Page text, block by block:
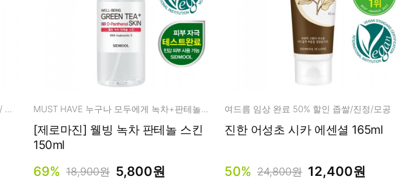
초저분자 하이알루로닉애씨드 10%+6종 / 말이 아닌 결과로 MUST HAVE 누구나 모두에게 녹차+판테놀+저/고분자 히알루론산 레시피
[제로마진] 웰빙 녹차 판테놀 스킨
150ml
69% 18,900원 5,800원
여드름 임상 완료 50% 할인 좁쌀/진정/모공
진한 어성초 시카 에센셜 165ml
50% 24,800원 12,400원